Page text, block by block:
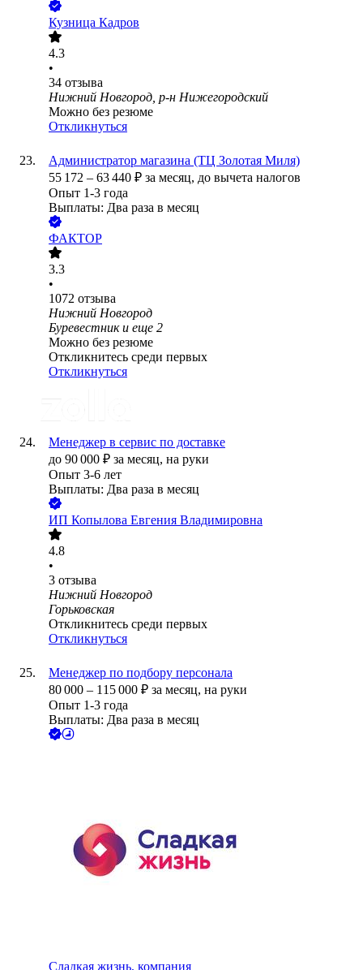
Кузница Кадров
4.3
•
34 отзыва
Нижний Новгород, р-н Нижегородский
Можно без резюме
Откликнуться
Администратор магазина (ТЦ Золотая Миля)
55 172 – 63 440 ₽ за месяц, до вычета налогов
Опыт 1-3 года
Выплаты: Два раза в месяц
ФАКТОР
3.3
•
1072 отзыва
Нижний Новгород
Буревестник и еще 2
Можно без резюме
Откликнитесь среди первых
Откликнуться
Менеджер в сервис по доставке
до 90 000 ₽ за месяц, на руки
Опыт 3-6 лет
Выплаты: Два раза в месяц
ИП Копылова Евгения Владимировна
4.8
•
3 отзыва
Нижний Новгород
Горьковская
Откликнитесь среди первых
Откликнуться
Менеджер по подбору персонала
80 000 – 115 000 ₽ за месяц, на руки
Опыт 1-3 года
Выплаты: Два раза в месяц
Сладкая жизнь, компания